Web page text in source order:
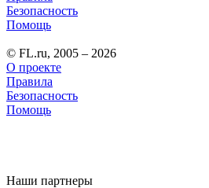
Безопасность
Помощь
© FL.ru, 2005 – 2026
О проекте
Правила
Безопасность
Помощь
Наши партнеры